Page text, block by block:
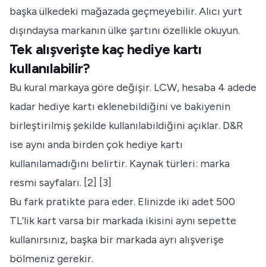
başka ülkedeki mağazada geçmeyebilir. Alıcı yurt
dışındaysa markanın ülke şartını özellikle okuyun.
Tek alışverişte kaç hediye kartı
kullanılabilir?
Bu kural markaya göre değişir. LCW, hesaba 4 adede
kadar hediye kartı eklenebildiğini ve bakiyenin
birleştirilmiş şekilde kullanılabildiğini açıklar. D&R
ise aynı anda birden çok hediye kartı
kullanılamadığını belirtir. Kaynak türleri: marka
resmi sayfaları. [2] [3]
Bu fark pratikte para eder. Elinizde iki adet 500
TL’lik kart varsa bir markada ikisini aynı sepette
kullanırsınız, başka bir markada ayrı alışverişe
bölmeniz gerekir.